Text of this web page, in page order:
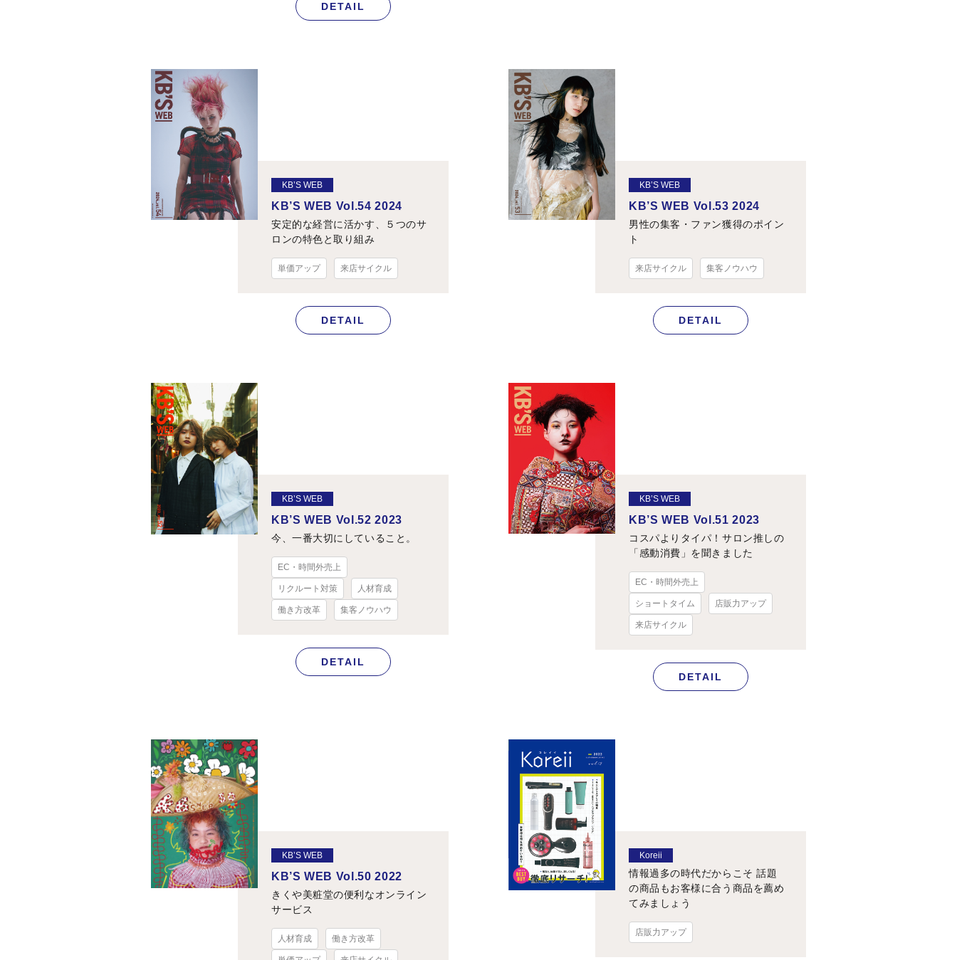
DETAIL
KB’S WEB
KB’S WEB Vol.54 2024
安定的な経営に活かす、５つのサ
ロンの特色と取り組み
単価アップ 来店サイクル
DETAIL
KB’S WEB
KB’S WEB Vol.53 2024
男性の集客・ファン獲得のポイン
ト
来店サイクル 集客ノウハウ
DETAIL
KB’S WEB
KB’S WEB Vol.52 2023
今、一番大切にしていること。
EC・時間外売上
リクルート対策 人材育成
働き方改革 集客ノウハウ
DETAIL
KB’S WEB
KB’S WEB Vol.51 2023
コスパよりタイパ！サロン推しの
「感動消費」を聞きました
EC・時間外売上
ショートタイム 店販力アップ
来店サイクル
DETAIL
KB’S WEB
KB’S WEB Vol.50 2022
きくや美粧堂の便利なオンライン
サービス
人材育成 働き方改革
Koreii
情報過多の時代だからこそ 話題
の商品もお客様に合う商品を薦め
てみましょう
店販力アップ